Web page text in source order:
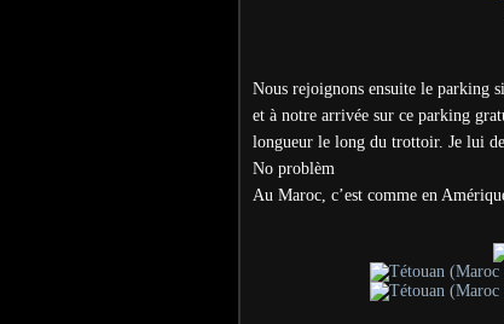
Nous rejoignons ensuite le parking
et à notre arrivée sur ce parking
longueur le long du trottoir. Je lui
No problèm
Au Maroc, c’est comme en